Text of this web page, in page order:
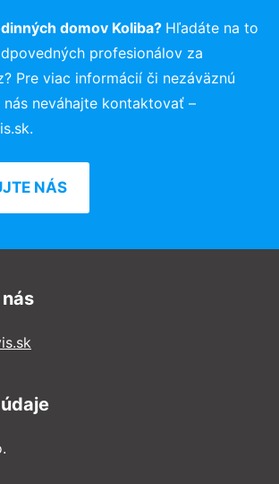
domov Koliba? Hľadáte na to
profesionálov za
Pre viac informácií či nezáväznú
neváhajte kontaktovať –
NÁS